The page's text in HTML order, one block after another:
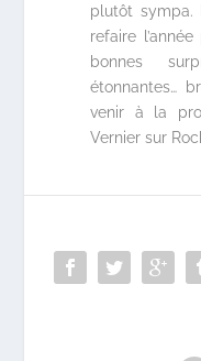
plutôt sympa.
refaire
bonnes
étonnantes…
venir à la
Vernier sur